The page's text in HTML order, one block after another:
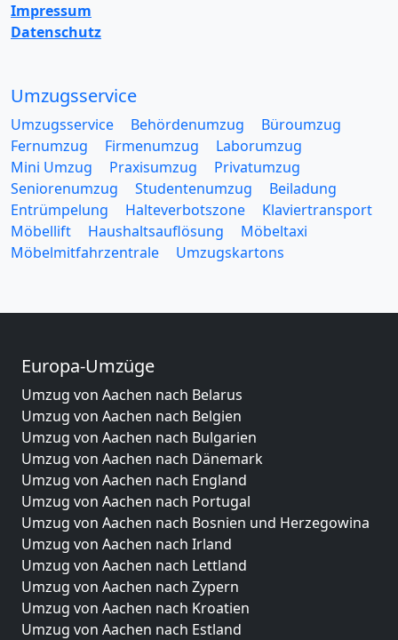
Impressum
Datenschutz
Umzugsservice
Umzugsservice Behördenumzug
Büroumzug
Fernumzug
Firmenumzug
Laborumzug
Mini Umzug
Praxisumzug
Privatumzug
Seniorenumzug
Studentenumzug
Beiladung
Entrümpelung
Halteverbotszone
Klaviertransport
Möbellift
Haushaltsauflösung
Möbeltaxi
Möbelmitfahrzentrale
Umzugskartons
Europa-Umzüge
Umzug von Aachen nach Belarus
Umzug von Aachen nach Belgien
Umzug von Aachen nach Bulgarien
Umzug von Aachen nach Dänemark
Umzug von Aachen nach England
Umzug von Aachen nach Portugal
Umzug von Aachen nach Bosnien und Herzegowina
Umzug von Aachen nach Irland
Umzug von Aachen nach Lettland
Umzug von Aachen nach Zypern
Umzug von Aachen nach Kroatien
Umzug von Aachen nach Estland